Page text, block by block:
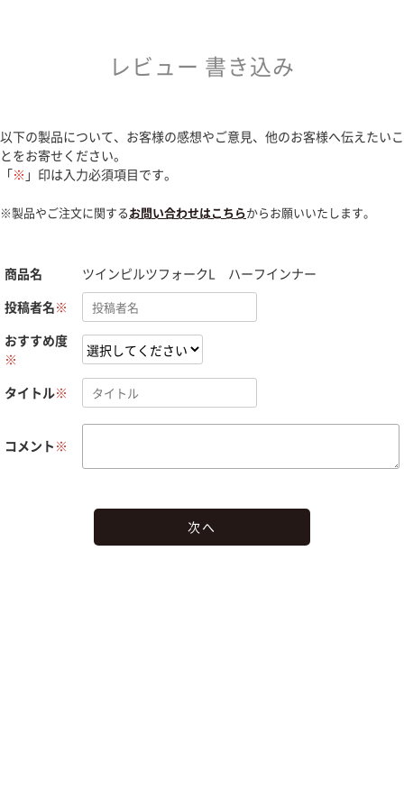
レビュー 書き込み
以下の製品について、お客様の感想やご意見、他のお客様へ伝えたいこ
とをお寄せください。
「※ 」印は入力必須項目です。
※製品やご注文に関するお問い合わせはこちらからお願いいたします。
商品名
ツインピルツフォークL ハーフインナー
投稿者名※
おすすめ度
※
タイトル※
コメント ※